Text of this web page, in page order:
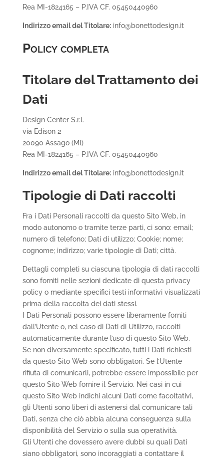
Rea MI-1824165 – P.IVA CF. 05450440960
Indirizzo email del Titolare:info@bonettodesign.it
Policy completa
Titolare del Trattamento dei
Dati
Design Center S.r.l.
via Edison 2
20090 Assago (MI)
Rea MI-1824165 – P.IVA CF. 05450440960
Indirizzo email del Titolare:info@bonettodesign.it
Tipologie di Dati raccolti
Fra i Dati Personali raccolti da questo Sito Web, in
modo autonomo o tramite terze parti, ci sono: email;
numero di telefono; Dati di utilizzo; Cookie; nome;
cognome; indirizzo; varie tipologie di Dati; città.
Dettagli completi su ciascuna tipologia di dati raccolti
sono forniti nelle sezioni dedicate di questa privacy
policy o mediante specifici testi informativi visualizzati
prima della raccolta dei dati stessi.
I Dati Personali possono essere liberamente forniti
dall’Utente o, nel caso di Dati di Utilizzo, raccolti
automaticamente durante l’uso di questo Sito Web.
Se non diversamente specificato, tutti i Dati richiesti
da questo Sito Web sono obbligatori. Se l’Utente
rifiuta di comunicarli, potrebbe essere impossibile per
questo Sito Web fornire il Servizio. Nei casi in cui
questo Sito Web indichi alcuni Dati come facoltativi,
gli Utenti sono liberi di astenersi dal comunicare tali
Dati, senza che ciò abbia alcuna conseguenza sulla
disponibilità del Servizio o sulla sua operatività.
Gli Utenti che dovessero avere dubbi su quali Dati
siano obbligatori, sono incoraggiati a contattare il